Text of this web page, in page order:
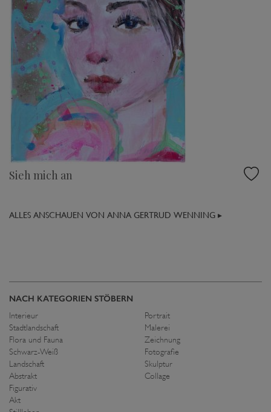
Sieh mich an
ALLES ANSCHAUEN VON ANNA GERTRUD WENNING ▸
NACH KATEGORIEN STÖBERN
Interieur
Stadtlandschaft
Flora und Fauna
Schwarz-Weiß
Landschaft
Abstrakt
Figurativ
Akt
Portrait
Malerei
Zeichnung
Fotografie
Skulptur
Collage